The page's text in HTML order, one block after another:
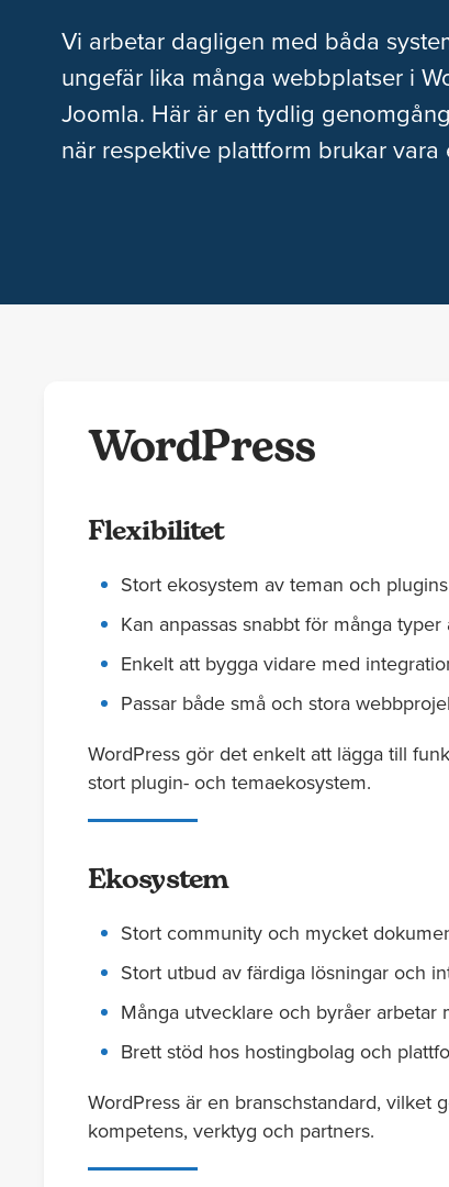
Vi arbetar dagligen med båda
ungefär lika många webbplatser i
Joomla. Här är en tydlig
när respektive plattform brukar vara
WordPress
Flexibilitet
Stort ekosystem av teman och plugins
Kan anpassas snabbt för många
Enkelt att bygga vidare med
Passar både små och stora
WordPress gör det enkelt att lägga till
stort plugin- och temaekosystem.
Ekosystem
Stort community och mycket
Stort utbud av färdiga lösningar och
Många utvecklare och byråer arbetar
Brett stöd hos hostingbolag och
WordPress är en branschstandard, vilket
kompetens, verktyg och partners.